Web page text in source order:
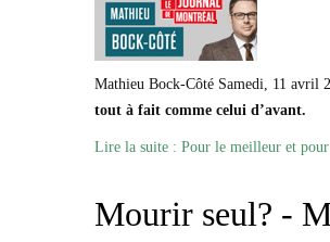
Mathieu Bock-Côté Samedi, 11 avril
tout à fait comme celui d’avant.
Lire la suite : Pour le meilleur et
Mourir seul? -